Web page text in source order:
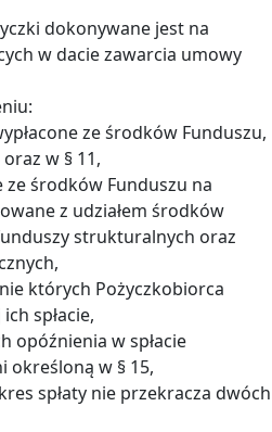
dokonywane jest na
w dacie zawarcia umowy
ze środków Funduszu,
w § 11,
ze środków Funduszu na
z udziałem środków
strukturalnych oraz
których Pożyczkobiorca
spłacie,
opóźnienia w spłacie
określoną w § 15,
spłaty nie przekracza dwóch